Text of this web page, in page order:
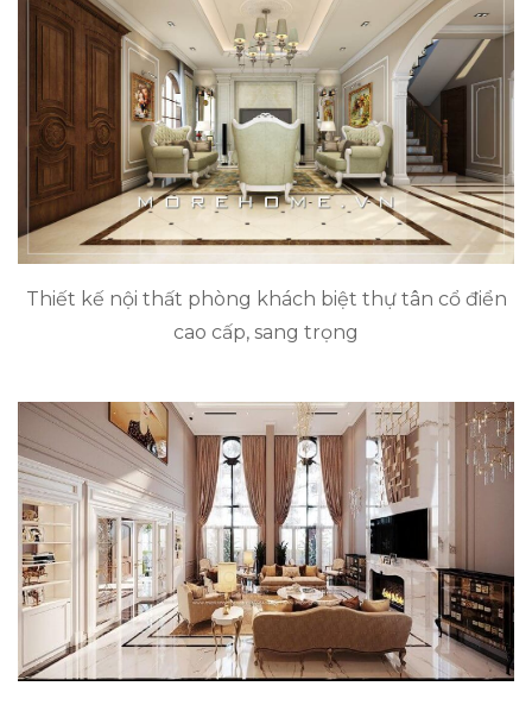
Thiết kế nội thất phòng khách biệt thự tân cổ điển
cao cấp, sang trọng